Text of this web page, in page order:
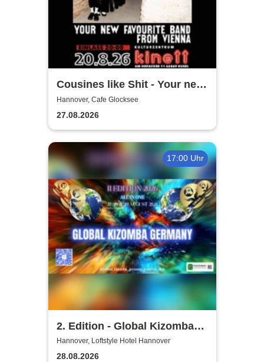
Cousines like Shit - Your new
favourite band from Vienna
Hannover, Cafe Glocksee
27.08.2026
17:00 Uhr
2. Edition - Global Kizomba
Germany Festival
Hannover, Loftstyle Hotel Hannover
28.08.2026